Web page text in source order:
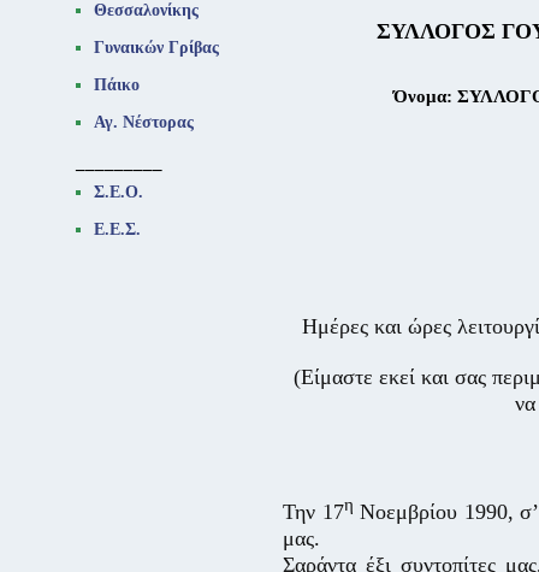
Θεσσαλονίκης
Γυναικών Γρίβας
Πάικο
Αγ. Νέστορας
Σ.Ε.Ο.
Ε.Ε.Σ.
ΣΥΛΛΟΓΟΣ
Όνομα:
Ημέρες και ώρες
(Είμαστε εκεί και σας
Την 17η Νοεμβρίου 1990,
μας.
Σαράντα έξι συντοπίτες